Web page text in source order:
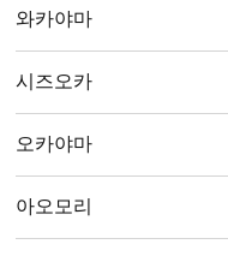
와카야마
시즈오카
오카야마
아오모리